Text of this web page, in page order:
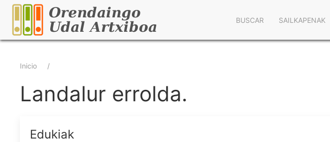
Pasar
contenido
principal
BUSCAR SAILKAPENAK
Sobrescribir
enlaces
ayuda
Inicio
Landalur errolda.
Edukiak